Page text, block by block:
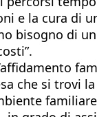
e la cura
bisogno di
che si trovi